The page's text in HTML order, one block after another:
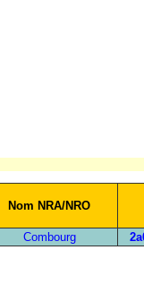
Nom NRA/NRO
Combourg